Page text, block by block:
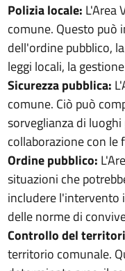
Polizia locale: L'Area
comune. Questo può
dell'ordine pubblico,
leggi locali, la
Sicurezza pubblica:
comune. Ciò può
sorveglianza di
collaborazione con le
Ordine pubblico:
situazioni che
includere l'intervento
delle norme di
Controllo del
territorio comunale.